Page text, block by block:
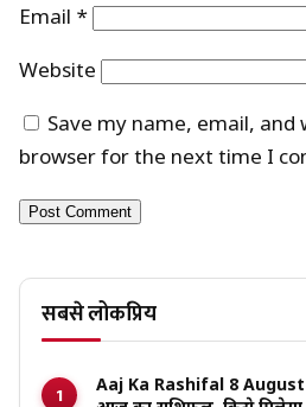
Email *
Website
Save my name, email, and
browser for the next time I
सबसे लोकप्रिय
Aaj Ka Rashifal 8